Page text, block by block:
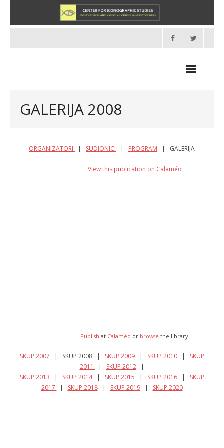
content
- - Sudionici 2007
- - Program 2007
- - Galerija 2007
GALERIJA 2008
ORGANIZATORI | SUDIONICI | PROGRAM | GALERIJA
View this publication on Calaméo
Publish at Calaméo or browse the library.
SKUP 2007 | SKUP 2008 | SKUP 2009| SKUP 2010| SKUP
2011
| SKUP 2012|
SKUP 2013
| SKUP 2014| SKUP 2015 | SKUP 2016|
SKUP
2017
| SKUP 2018| SKUP 2019| SKUP 2020